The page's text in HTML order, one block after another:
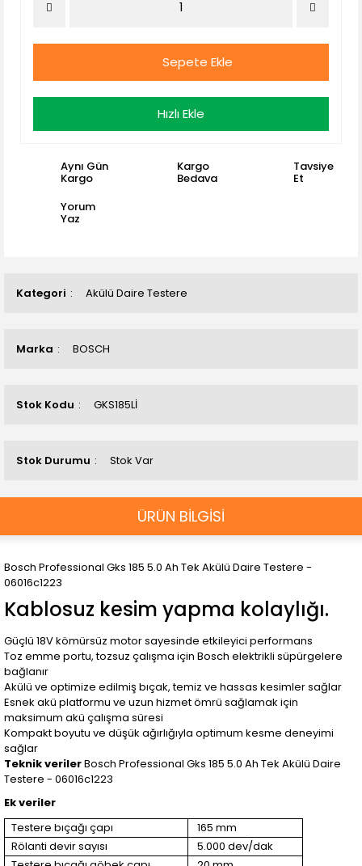
Kategori Akülü Daire Testere
Marka BOSCH
Stok Kodu GKS185Lİ
Stok Durumu Stok Var
Sepete Ekle
Hızlı Ekle
Aynı Gün
Kargo
Kargo
Bedava
Tavsiye
Et
Yorum
Yaz
ÜRÜN BİLGİSİ
Bosch Professional Gks 185 5.0 Ah Tek Akülü Daire Testere -
06016c1223
Kablosuz kesim yapma kolaylığı.
Güçlü 18V kömürsüz motor sayesinde etkileyici performans
Toz emme portu, tozsuz çalışma için Bosch elektrikli süpürgelere
bağlanır
Akülü ve optimize edilmiş bıçak, temiz ve hassas kesimler sağlar
Esnek akü platformu ve uzun hizmet ömrü sağlamak için
maksimum akü çalışma süresi
Kompakt boyutu ve düşük ağırlığıyla optimum kesme deneyimi
sağlar
Teknik verilerBosch Professional Gks 185 5.0 Ah Tek Akülü Daire
Testere - 06016c1223
Ek veriler
Testere bıçağı çapı
165 mm
Rölanti devir sayısı
5.000 dev/dak